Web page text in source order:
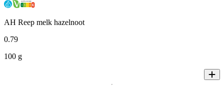
AH Reep melk hazelnoot
0.79
100 g